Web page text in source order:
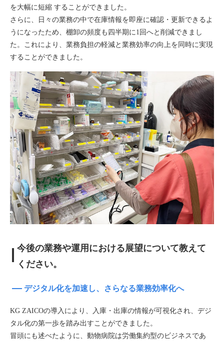
を大幅に短縮 することができました。
さらに、日々の業務の中で在庫情報を即座に確認・更新できるよ
うになったため、棚卸の頻度も四半期に1回へと削減できまし
た。これにより、業務負担の軽減と業務効率の向上を同時に実現
することができました。
今後の業務や運用における展望について教えて
ください。
デジタル化を加速し、さらなる業務効率化へ
KG ZAICOの導入により、入庫・出庫の情報が可視化され、デジ
タル化の第一歩を踏み出すことができました。
冒頭にも述べたように、動物病院は労働集約型のビジネスであ